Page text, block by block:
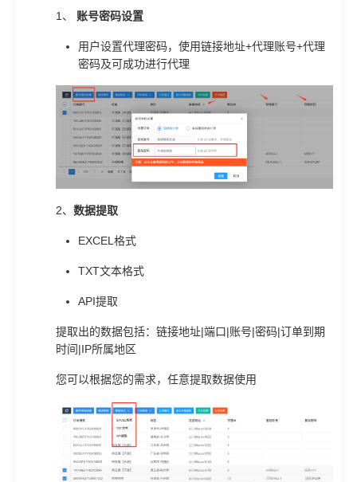
1、 账号密码设置
用户设置代理密码，使用链接地址+代理账号+代理
密码及可成功进行代理
2、 数据提取
EXCEL格式
TXT文本格式
API提取
提取出的数据包括：链接地址|端口|账号|密码|订单到期
时间|IP所属地区
您可以根据您的需求，任意提取数据使用